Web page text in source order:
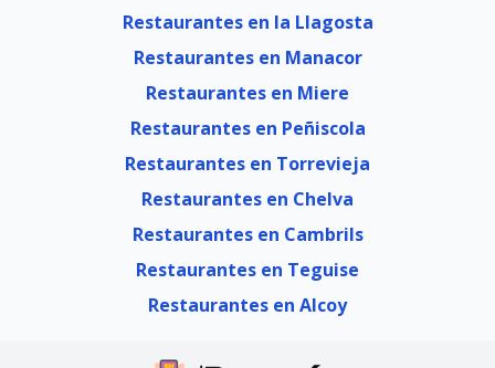
Restaurantes en la Llagosta
Restaurantes en Manacor
Restaurantes en Miere
Restaurantes en Peñiscola
Restaurantes en Torrevieja
Restaurantes en Chelva
Restaurantes en Cambrils
Restaurantes en Teguise
Restaurantes en Alcoy